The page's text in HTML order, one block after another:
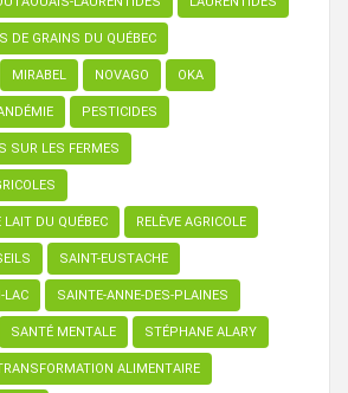
DE GRAINS DU QUÉBEC
MIRABEL NOVAGO OKA
PESTICIDES
SUR LES FERMES
LAIT DU QUÉBEC RELÈVE AGRICOLE
SAINT-EUSTACHE
LAC SAINTE-ANNE-DES-PLAINES
SANTÉ MENTALE STÉPHANE ALARY
ALIMENTAIRE